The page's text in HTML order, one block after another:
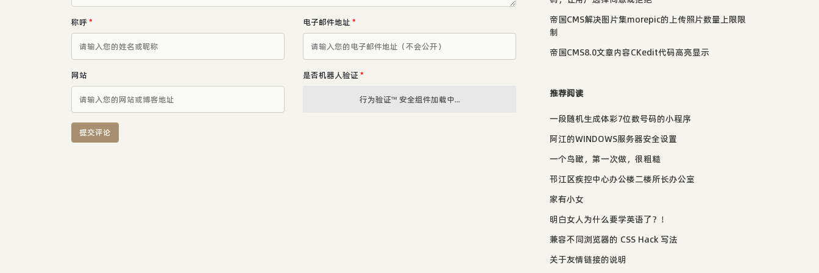
称呼* 电子邮件地址 *
网站 是否机器人验证 *
行为验证™ 安全组件加载中...
提交评论
帝国CMS解决图片集morepic的上传照片数量上限限
制
帝国CMS8.0文章内容CKedit代码高亮显示
推荐阅读
一段随机生成体彩7位数号码的小程序
阿江的WINDOWS服务器安全设置
一个鸟瞰，第一次做，很粗糙
邗江区疾控中心办公楼二楼所长办公室
家有小女
明白女人为什么要学英语了？！
兼容不同浏览器的 CSS Hack 写法
关于友情链接的说明